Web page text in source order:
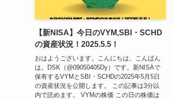
【新NISA】今日のVYM,SBI・SCHD
の資産状況！2025.5.5！
おはようございます。こんにちは。こんばん
は。DSK（@09050405Dy）です。新NISAで
保有するVYMとSBI・SCHDの2025年5月5日
の資産状況を公開します。 この記事は3分以
内で読めます。 VYMの株価 この日の株価は